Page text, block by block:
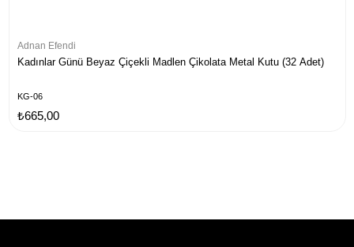
Adnan Efendi
Kadınlar Günü Beyaz Çiçekli Madlen Çikolata Metal Kutu (32 Adet)
KG-06
₺665,00